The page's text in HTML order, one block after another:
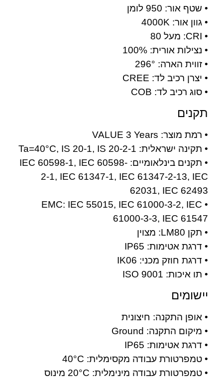
• שטף אור: 950 לומן
• גוון אור: 4000K
• CRI: מעל 80
• נצילות אורית: 100%
• זווית הארה: 296°
• יצרן רכיב לד: CREE
• סוג רכיב לד: COB
תקנים
• רמת מוצר: VALUE 3 Years
• תקינה ישראלית: Ta=40°C, IS 20-1, IS 20-2-1
• תקנים בינלאומיים: IEC 60598-1, IEC 60598-
2-1, IEC 61347-1, IEC 61347-2-13, IEC
62031, IEC 62493
• EMC: IEC 55015, IEC 61000-3-2, IEC
61000-3-3, IEC 61547
• תקן LM80: מצוין
• דרגת אטימות: IP65
• דרגת חוזק מכני: IK06
• תו איכות: ISO 9001
יישומים
• אופן התקנה: חיצונית
• מיקום התקנה: Ground
• דרגת אטימות: IP65
• טמפרטורת עבודה מקסימלית: 40°C
• טמפרטורת עבודה מינימלית: 20°C מינוס